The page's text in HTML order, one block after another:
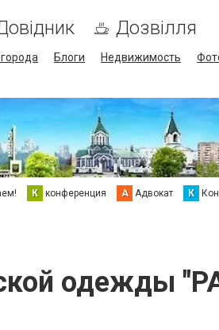
Дозвілля
Блоги Недвижимость
К конференция А Адвокат К
одежды